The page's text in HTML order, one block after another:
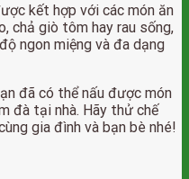
kết hợp với các món ăn
chả giò tôm hay rau sống,
ngon miệng và đa dạng
đã có thể nấu được món
đà tại nhà. Hãy thử chế
gia đình và bạn bè nhé!